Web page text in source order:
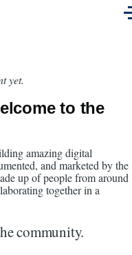
yet.
to the
amazing digital
and marketed by the
up of people from around
together in a
community.